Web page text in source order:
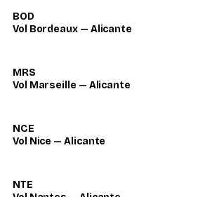
BOD
Vol Bordeaux — Alicante
MRS
Vol Marseille — Alicante
NCE
Vol Nice — Alicante
NTE